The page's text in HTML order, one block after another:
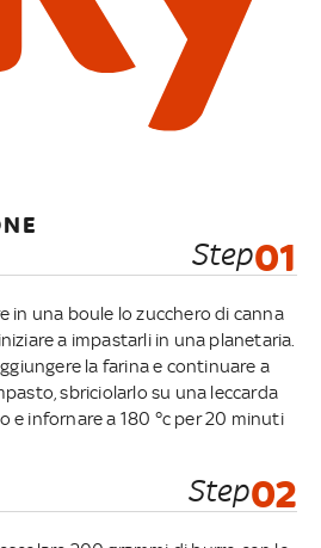
Step01
in una boule lo zucchero di canna
a impastarli in una planetaria.
la farina e continuare a
sbriciolarlo su una leccarda
e infornare a 180 °c per 20 minuti
Step02